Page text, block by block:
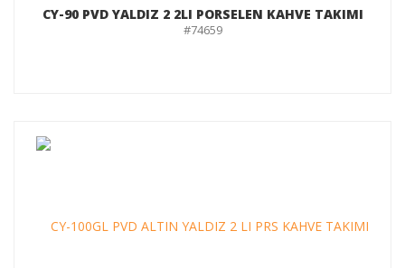
CY-90 PVD YALDIZ 2 2LI PORSELEN KAHVE TAKIMI
#74659